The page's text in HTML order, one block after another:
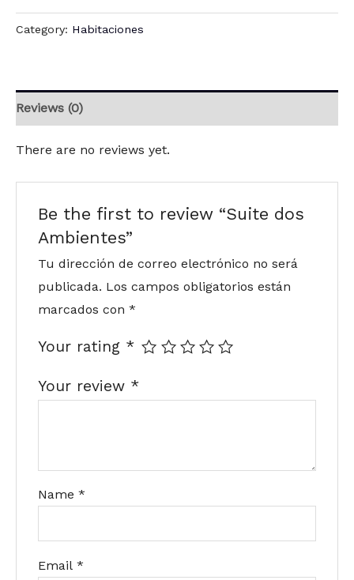
Category: Habitaciones
Reviews (0)
There are no reviews yet.
Be the first to review “Suite dos
Ambientes”
Tu dirección de correo electrónico no será
publicada. Los campos obligatorios están
marcados con *
Your rating *
Your review *
Name *
Email *